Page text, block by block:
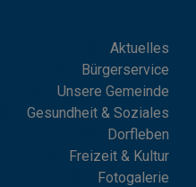
Aktuelles
Bürgerservice
Unsere Gemeinde
Gesundheit & Soziales
Dorfleben
Freizeit & Kultur
Fotogalerie